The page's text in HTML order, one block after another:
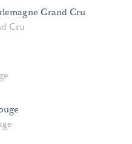
Grand Cru
Cru